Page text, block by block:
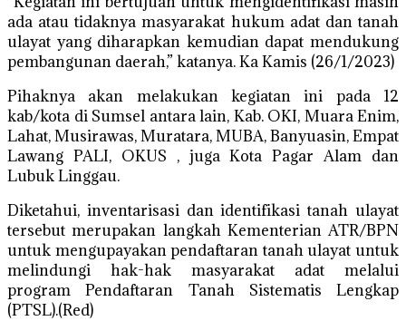
ada atau tidaknya masyarakat hukum adat dan tanah
ulayat yang diharapkan kemudian dapat mendukung
pembangunan daerah,” katanya. Ka Kamis (26/1/2023)
Pihaknya akan melakukan kegiatan ini pada 12
kab/kota di Sumsel antara lain, Kab. OKI, Muara Enim,
Lahat, Musirawas, Muratara, MUBA, Banyuasin, Empat
Lawang PALI, OKUS , juga Kota Pagar Alam dan
Lubuk Linggau.
Diketahui, inventarisasi dan identifikasi tanah ulayat
tersebut merupakan langkah Kementerian ATR/BPN
untuk mengupayakan pendaftaran tanah ulayat untuk
melindungi hak-hak masyarakat adat melalui
program Pendaftaran Tanah Sistematis Lengkap
(PTSL).(Red)